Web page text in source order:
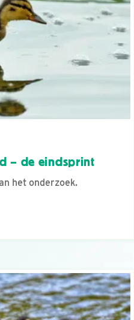
– de eindsprint
het onderzoek.